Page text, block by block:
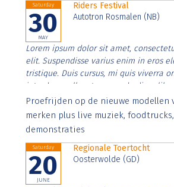
Saturday
30
MAY
Riders Festival
Autotron Rosmalen (NB)
Lorem ipsum dolor sit amet,
elit. Suspendisse varius enim in eros
tristique. Duis cursus, mi quis viverra
interdum nulla, ut commodo diam
Aenean faucibus nibh et justo cursus
imperdiet. Nunc ut sem vitae risus
Proefrijden op de nieuwe modellen
merken plus live muziek,
demonstraties
Saturday
20
JUNE
Regionale Toertocht
Oosterwolde (GD)